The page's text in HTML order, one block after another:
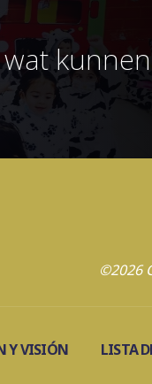
©2026
Y VISIÓN LISTA